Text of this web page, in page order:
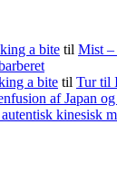
a bite til Mist –
a bite til Tur til
af Japan og
kinesisk